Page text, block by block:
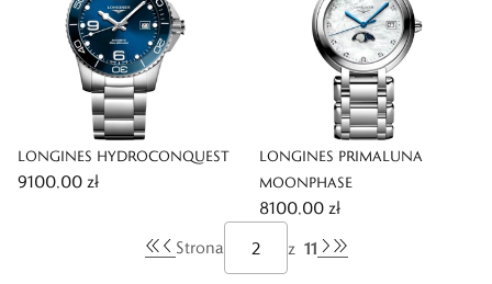
LONGINES HYDROCONQUEST
9100,00 zł
LONGINES PRIMALUNA
MOONPHASE
8100,00 zł
Strona
z 11